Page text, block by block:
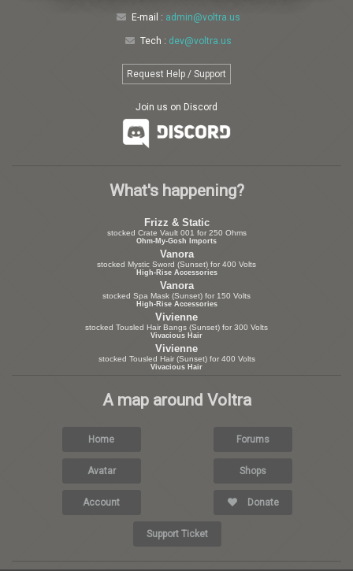
E-mail : admin@voltra.us
Tech : dev@voltra.us
Request Help / Support
Join us on Discord
What's happening?
Frizz & Static
stocked Crate Vault 001 for 250 Ohms
Ohm-My-Gosh Imports
Vanora
stocked Mystic Sword (Sunset) for 400 Volts
High-Rise Accessories
Vanora
stocked Spa Mask (Sunset) for 150 Volts
High-Rise Accessories
Vivienne
stocked Tousled Hair Bangs (Sunset) for 300 Volts
Vivacious Hair
Vivienne
stocked Tousled Hair (Sunset) for 400 Volts
Vivacious Hair
A map around Voltra
Home Forums
Avatar Shops
Account Donate
Support Ticket